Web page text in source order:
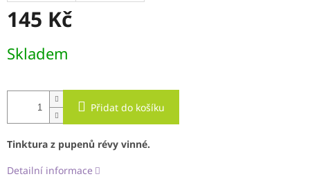
145 Kč
cena:
Skladem
Přidat do košíku
Tinktura z pupenů révy vinné.
Detailní informace